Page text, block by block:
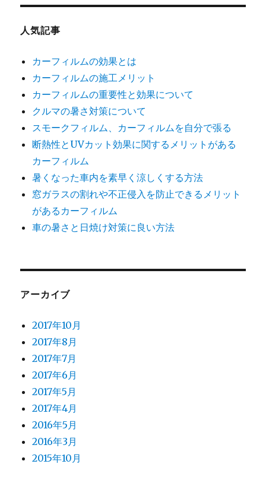
人気記事
カーフィルムの効果とは
カーフィルムの施工メリット
カーフィルムの重要性と効果について
クルマの暑さ対策について
スモークフィルム、カーフィルムを自分で張る
断熱性とUVカット効果に関するメリットがある
カーフィルム
暑くなった車内を素早く涼しくする方法
窓ガラスの割れや不正侵入を防止できるメリット
があるカーフィルム
車の暑さと日焼け対策に良い方法
アーカイブ
2017年10月
2017年8月
2017年7月
2017年6月
2017年5月
2017年4月
2016年5月
2016年3月
2015年10月